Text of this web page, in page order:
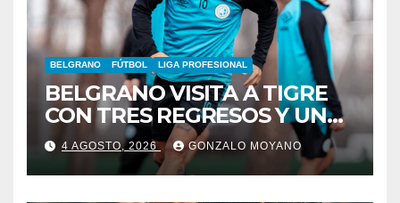
BELGRANO FÚTBOL LIGA PROFESIONAL
BELGRANO VISITA A TIGRE
CON TRES REGRESOS Y UNA
BAJA OBLIGADA
4 AGOSTO, 2026 GONZALO MOYANO